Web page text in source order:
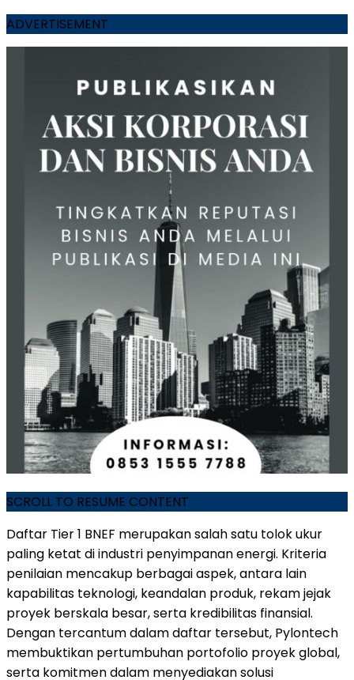
ADVERTISEMENT
SCROLL TO RESUME CONTENT
Daftar Tier 1 BNEF merupakan salah satu tolok ukur
paling ketat di industri penyimpanan energi. Kriteria
penilaian mencakup berbagai aspek, antara lain
kapabilitas teknologi, keandalan produk, rekam jejak
proyek berskala besar, serta kredibilitas finansial.
Dengan tercantum dalam daftar tersebut, Pylontech
membuktikan pertumbuhan portofolio proyek global,
serta komitmen dalam menyediakan solusi